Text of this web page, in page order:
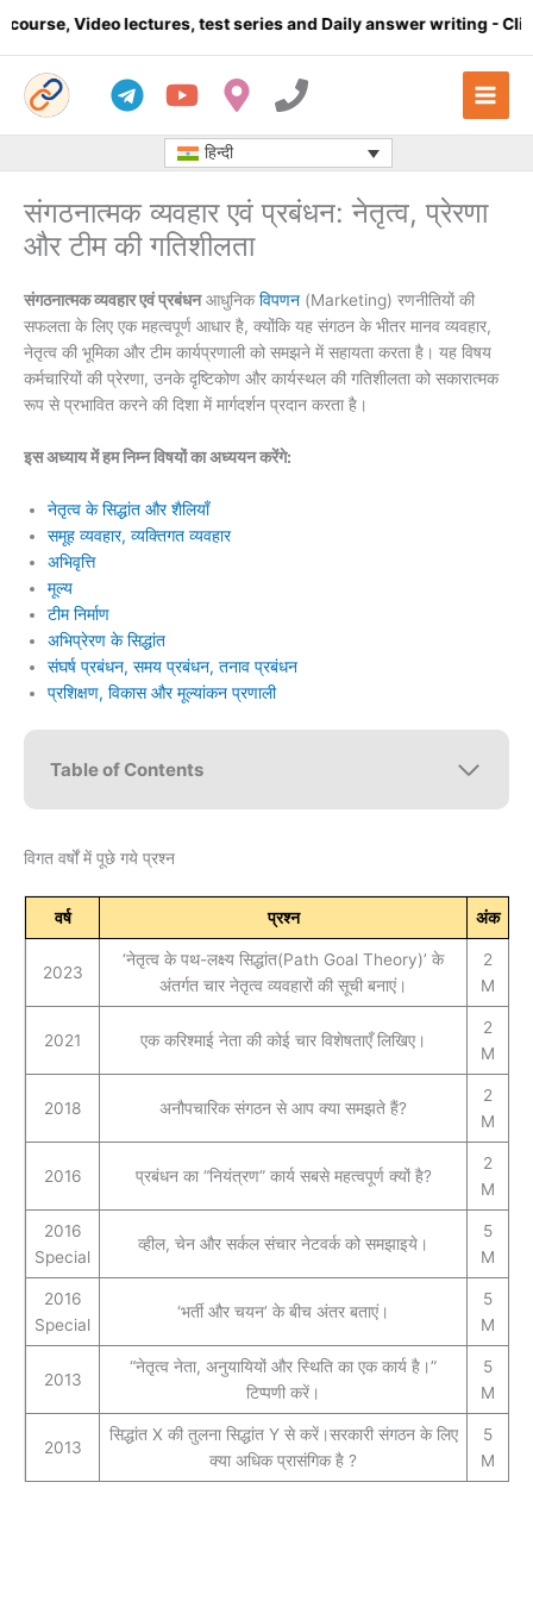
lectures, test series and Daily answer writing- Click here
हिन्दी
संगठनात्मक व्यवहार एवं प्रबंधन: नेतृत्व, प्रेरणा
और टीम की गतिशीलता
संगठनात्मक व्यवहार एवं प्रबंधनआधुनिकविपणन (Marketing) रणनीतियों की
सफलता के लिए एक महत्वपूर्ण आधार है, क्योंकि यह संगठन के भीतर मानव व्यवहार,
नेतृत्व की भूमिका और टीम कार्यप्रणाली को समझने में सहायता करता है। यह विषय
कर्मचारियों की प्रेरणा, उनके दृष्टिकोण और कार्यस्थल की गतिशीलता को सकारात्मक
रूप से प्रभावित करने की दिशा में मार्गदर्शन प्रदान करता है।
इस अध्याय में हम निम्न विषयों का अध्ययन करेंगे:
नेतृत्व के सिद्धांत और शैलियाँ
समूह व्यवहार, व्यक्तिगत व्यवहार
अभिवृत्ति
मूल्य
टीम निर्माण
अभिप्रेरण के सिद्धांत
संघर्ष प्रबंधन, समय प्रबंधन, तनाव प्रबंधन
प्रशिक्षण, विकास और मूल्यांकन प्रणाली
Table of Contents
विगत वर्षों में पूछे गये प्रश्न
वर्ष प्रश्न अंक
2023
‘नेतृत्व के पथ-लक्ष्य सिद्धांत(Path Goal Theory)’ के
अंतर्गत चार नेतृत्व व्यवहारों की सूची बनाएं।
2
M
2021 एक करिश्माई नेता की कोई चार विशेषताएँ लिखिए।
2
M
2018 अनौपचारिक संगठन से आप क्या समझते हैं?
2
M
2016 प्रबंधन का “नियंत्रण” कार्य सबसे महत्वपूर्ण क्यों है?
2
M
2016
Special
व्हील, चेन और सर्कल संचार नेटवर्क को समझाइये।
5
M
2016
Special
‘भर्ती और चयन’ के बीच अंतर बताएं।
5
M
2013
“नेतृत्व नेता, अनुयायियों और स्थिति का एक कार्य है।”
टिप्पणी करें।
5
M
2013
सिद्धांत X की तुलना सिद्धांत Y से करें।सरकारी संगठन के लिए
क्या अधिक प्रासंगिक है ?
5
M